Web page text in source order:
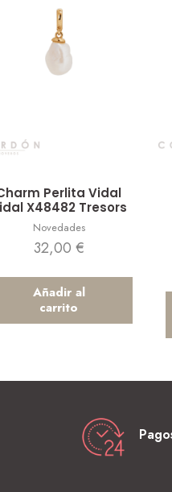
Perlita Vidal
X48482 Tresors
Novedades
32,00 €
Añadir al
carrito